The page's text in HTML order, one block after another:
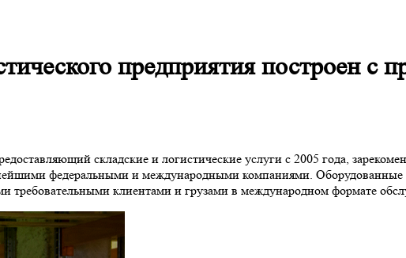
предприятия построен
складские и логистические услуги с 2005 года,
федеральными и международными компаниями.
требовательными клиентами и грузами в международном формате